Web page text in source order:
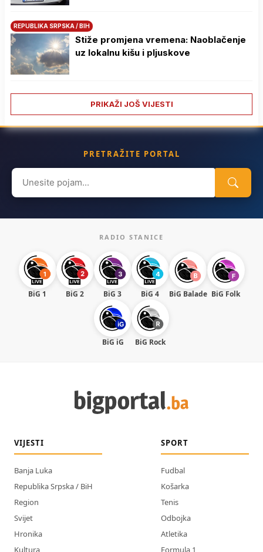
REPUBLIKA SRPSKA / BIH
Stiže promjena vremena: Naoblačenje
uz lokalnu kišu i pljuskove
PRIKAŽI JOŠ VIJESTI
PRETRAŽITE PORTAL
Search
for:
RADIO STANICE
BiG 1 BiG 2 BiG 3 BiG 4 BiG Balade BiG Folk
BiG iG BiG Rock
VIJESTI
Banja Luka
Republika Srpska / BiH
Region
Svijet
Hronika
Kultura
SPORT
Fudbal
Košarka
Tenis
Odbojka
Atletika
Formula 1